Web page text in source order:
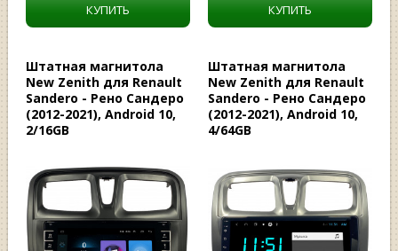
КУПИТЬ КУПИТЬ
Штатная магнитола
New Zenith для Renault
Sandero - Рено Сандеро
(2012-2021), Android 10,
2/16GB
Штатная магнитола
New Zenith для Renault
Sandero - Рено Сандеро
(2012-2021), Android 10,
4/64GB